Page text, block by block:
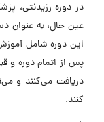
در دوره رزیدنتی،
عین حال، به عنوان
این دوره شامل
پس از اتمام دوره و
دریافت می‌کنند و
کنند.